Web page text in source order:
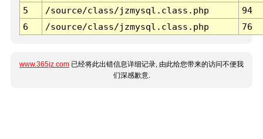
5
/source/class/jzmysql.class.php
94
6
/source/class/jzmysql.class.php 76
www.365jz.com 已经将此出错信息详细记录, 由此给您带来的访问不便我
们深感歉意.